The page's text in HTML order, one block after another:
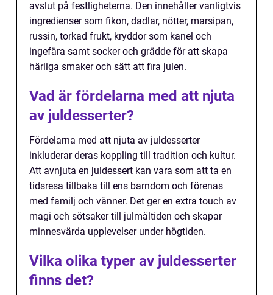
avslut på festligheterna. Den innehåller vanligtvis
ingredienser som fikon, dadlar, nötter, marsipan,
russin, torkad frukt, kryddor som kanel och
ingefära samt socker och grädde för att skapa
härliga smaker och sätt att fira julen.
Vad är fördelarna med att njuta
av juldesserter?
Fördelarna med att njuta av juldesserter
inkluderar deras koppling till tradition och kultur.
Att avnjuta en juldessert kan vara som att ta en
tidsresa tillbaka till ens barndom och förenas
med familj och vänner. Det ger en extra touch av
magi och sötsaker till julmåltiden och skapar
minnesvärda upplevelser under högtiden.
Vilka olika typer av juldesserter
finns det?